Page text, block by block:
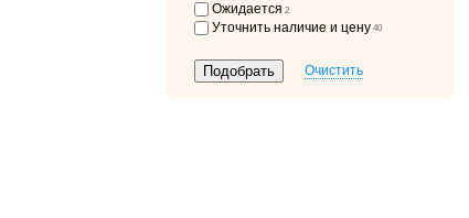
Ожидается 2
Уточнить наличие и цену 40
Очистить